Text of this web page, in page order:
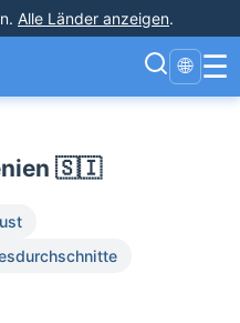
. Alle Länder anzeigen.
🌐 ☰
🇸🇮